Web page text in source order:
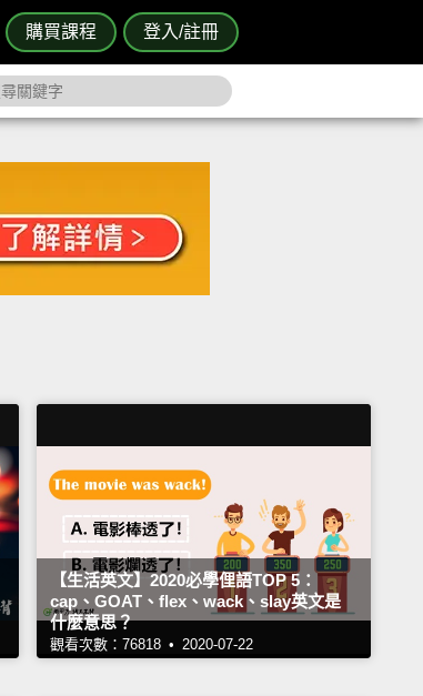
購買課程 登入/註冊
【生活英文】2020必學俚語TOP 5：
cap、GOAT、flex、wack、slay英文是
什麼意思？
觀看次數：76818 • 2020-07-22